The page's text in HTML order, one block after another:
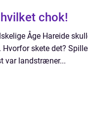
chok!
Åge Hareide
skete det?
var landstræner...